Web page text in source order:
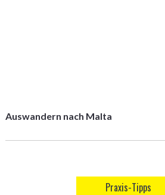
Auswandern nach Malta
Praxis-Tipps